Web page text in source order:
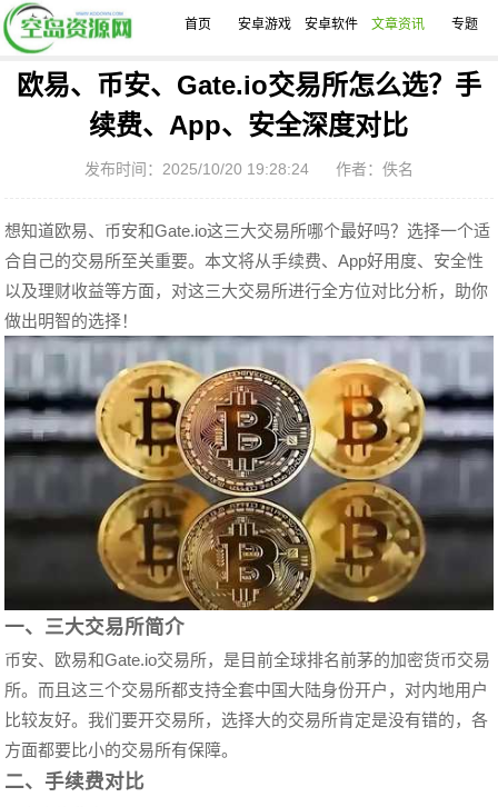
首页 安卓游戏 安卓软件 文章资讯 专题
欧易、币安、Gate.io交易所怎么选？手
续费、App、安全深度对比
发布时间：2025/10/20 19:28:24 作者：佚名
想知道欧易、币安和Gate.io这三大交易所哪个最好吗？选择一个适
合自己的交易所至关重要。本文将从手续费、App好用度、安全性
以及理财收益等方面，对这三大交易所进行全方位对比分析，助你
做出明智的选择！
一、三大交易所简介
币安、欧易和Gate.io交易所，是目前全球排名前茅的加密货币交易
所。而且这三个交易所都支持全套中国大陆身份开户，对内地用户
比较友好。我们要开交易所，选择大的交易所肯定是没有错的，各
方面都要比小的交易所有保障。
二、手续费对比